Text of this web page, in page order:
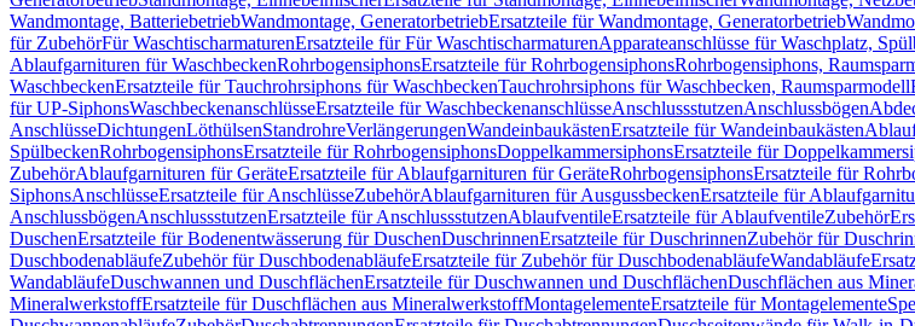
Wandmontage, BatteriebetriebWandmontage, GeneratorbetriebErsatzteile für Wandmontage, Generatorbetrieb
für ZubehörFür WaschtischarmaturenErsatzteile für Für WaschtischarmaturenApparateanschlüsse für Waschplatz,
Ablaufgarnituren für WaschbeckenRohrbogensiphonsErsatzteile für RohrbogensiphonsRohrbogensiphons,
WaschbeckenErsatzteile für Tauchrohrsiphons für WaschbeckenTauchrohrsiphons für Waschbecken, Raumsparmodell
für UP-SiphonsWaschbeckenanschlüsseErsatzteile für WaschbeckenanschlüsseAnschlussstutzenAnschlussbögen
AnschlüsseDichtungenLöthülsenStandrohreVerlängerungenWandeinbaukästenErsatzteile für Wandeinbaukästen
SpülbeckenRohrbogensiphonsErsatzteile für RohrbogensiphonsDoppelkammersiphonsErsatzteile für
ZubehörAblaufgarnituren für GeräteErsatzteile für Ablaufgarnituren für GeräteRohrbogensiphonsErsatzteile für
SiphonsAnschlüsseErsatzteile für AnschlüsseZubehörAblaufgarnituren für AusgussbeckenErsatzteile für
AnschlussbögenAnschlussstutzenErsatzteile für AnschlussstutzenAblaufventileErsatzteile für AblaufventileZubehör
DuschenErsatzteile für Bodenentwässerung für DuschenDuschrinnenErsatzteile für DuschrinnenZubehör für
DuschbodenabläufeZubehör für DuschbodenabläufeErsatzteile für Zubehör für DuschbodenabläufeWandabläufe
WandabläufeDuschwannen und DuschflächenErsatzteile für Duschwannen und DuschflächenDuschflächen aus
MineralwerkstoffErsatzteile für Duschflächen aus MineralwerkstoffMontagelementeErsatzteile für Montagelemente